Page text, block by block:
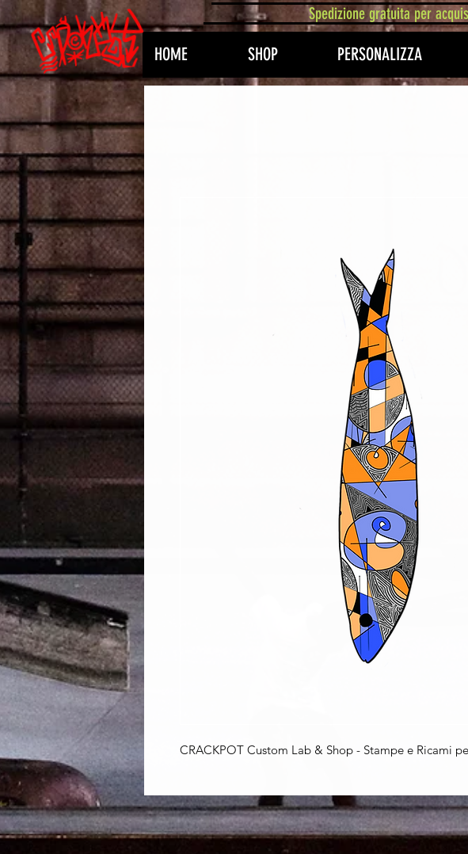
HOME SHOP PERSONALIZZA
Spedizione gratuita per
CRACKPOT Custom Lab & Shop - Stampe e Ricami